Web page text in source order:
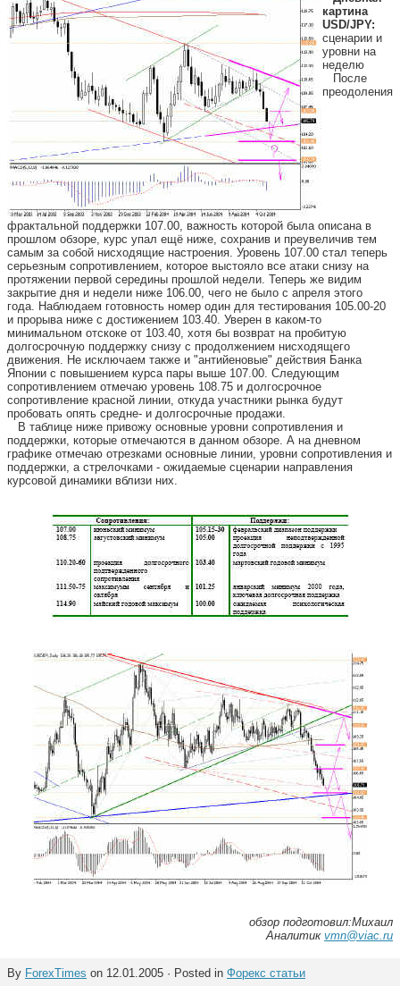
картина
USD/JPY:
сценарии и
уровни на
неделю
После
преодоления
фрактальной поддержки 107.00, важность которой была описана в
прошлом обзоре, курс упал ещё ниже, сохранив и преувеличив тем
самым за собой нисходящие настроения. Уровень 107.00 стал теперь
серьезным сопротивлением, которое выстояло все атаки снизу на
протяжении первой середины прошлой недели. Теперь же видим
закрытие дня и недели ниже 106.00, чего не было с апреля этого
года. Наблюдаем готовность номер один для тестирования 105.00-20
и прорыва ниже с достижением 103.40. Уверен в каком-то
минимальном отскоке от 103.40, хотя бы возврат на пробитую
долгосрочную поддержку снизу с продолжением нисходящего
движения. Не исключаем также и "антийеновые" действия Банка
Японии с повышением курса пары выше 107.00. Следующим
сопротивлением отмечаю уровень 108.75 и долгосрочное
сопротивление красной линии, откуда участники рынка будут
пробовать опять средне- и долгосрочные продажи.
В таблице ниже привожу основные уровни сопротивления и
поддержки, которые отмечаются в данном обзоре. А на дневном
графике отмечаю отрезками основные линии, уровни сопротивления и
поддержки, а стрелочками - ожидаемые сценарии направления
курсовой динамики вблизи них.
обзор подготовил:Михаил
Аналитик vmn@viac.ru
By ForexTimes on 12.01.2005 · Posted in Форекс статьи